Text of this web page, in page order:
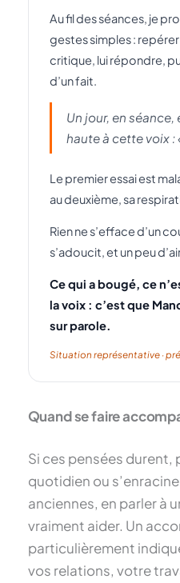
Au fil des séances, je
gestes simples :
critique, lui répondre,
d’un fait.
Un jour, en séance,
haute à cette voix :
Le premier essai est
au deuxième, sa
Rien ne s’efface d’un
s’adoucit, et un peu
Ce qui a bougé, ce
la voix : c’est que
sur parole.
Situation représentative ·
Quand se faire
Si ces pensées durent,
quotidien ou
anciennes, en parler à
vraiment aider. Un
particulièrement
vos relations, votre